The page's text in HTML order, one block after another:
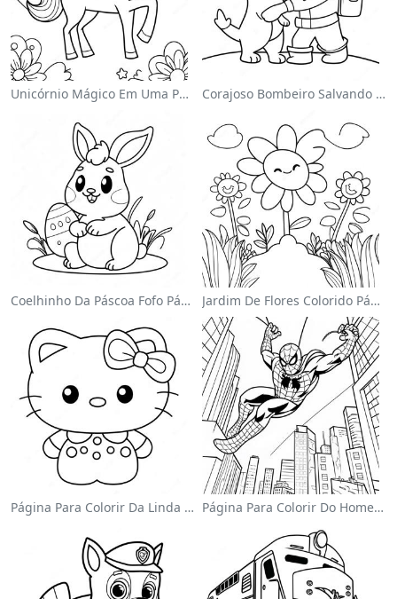
Unicórnio Mágico Em Uma Página Para Colorir Arco-Íris Corajoso Bombeiro Salvando Um Gato Página Para Colorir
Coelhinho Da Páscoa Fofo Página Para Colorir Jardim De Flores Colorido Página Para Colorir
Página Para Colorir Da Linda Hello Kitty Com Laço Página Para Colorir Do Homem-Aranha Balançando Pela Cidade